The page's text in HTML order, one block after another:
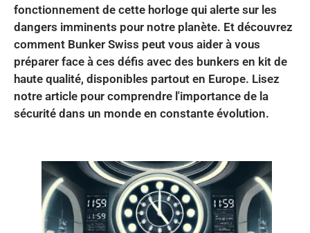
fonctionnement de cette horloge qui alerte sur les
dangers imminents pour notre planète. Et découvrez
comment Bunker Swiss peut vous aider à vous
préparer face à ces défis avec des bunkers en kit de
haute qualité, disponibles partout en Europe. Lisez
notre article pour comprendre l'importance de la
sécurité dans un monde en constante évolution.